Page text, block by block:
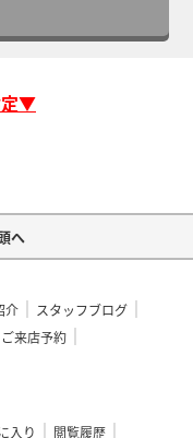
定▼
へ
介
スタッフブログ
ご来店予約
入り
閲覧履歴